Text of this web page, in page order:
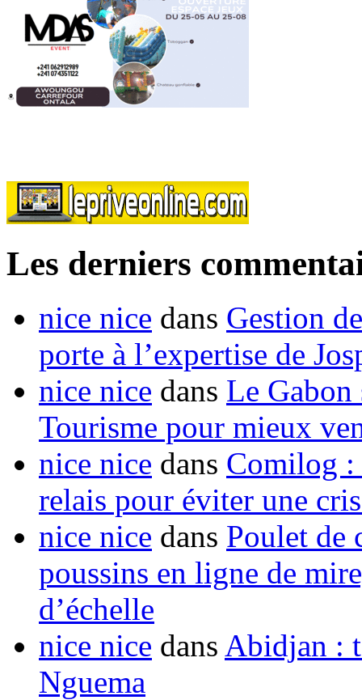
Les derniers
nice nice dans Gestion
porte à l’expertise de
nice nice dans Le Gabon
Tourisme pour mieux
nice nice dans Comilog :
relais pour éviter une
nice nice dans Poulet de
poussins en ligne de
d’échelle
nice nice dans Abidjan :
Nguema